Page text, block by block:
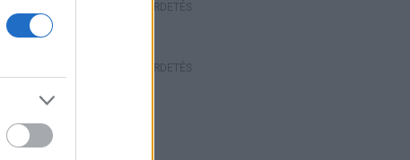
HÍRDETÉS
HÍRDETÉS